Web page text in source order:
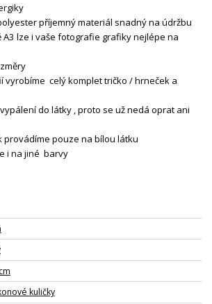
příjemný materiál snadný na údržbu
A3 lze i vaše fotografie grafiky nejlépe na
vyrobíme celý komplet tričko / hrneček a
do látky , proto se už nedá oprat ani
provádíme pouze na bílou látku
i na jiné barvy
kuličky